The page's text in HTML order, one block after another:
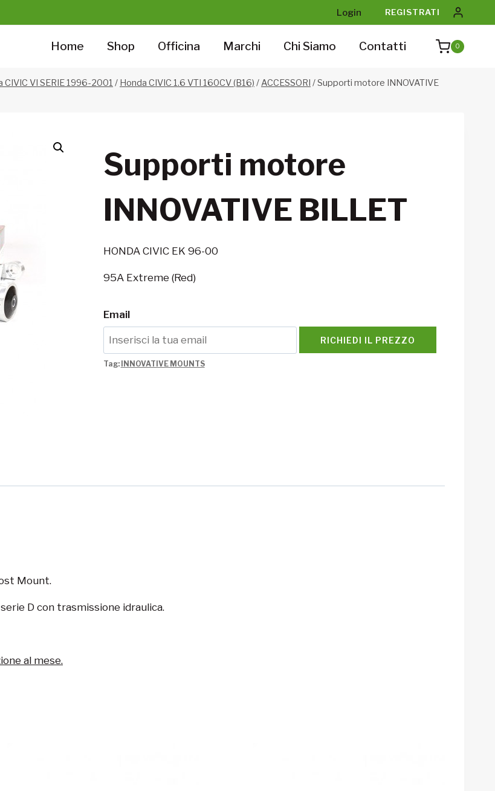
Login REGISTRATI
Home Shop Officina Marchi Chi Siamo Contatti 0
CIVIC VI SERIE 1996-2001 / Honda CIVIC 1.6 VTI 160CV (B16) /ACCESSORI /Supporti motore INNOVATIVE
Supporti motore
INNOVATIVE BILLET
HONDA CIVIC EK 96-00
95A Extreme (Red)
Email
RICHIEDI IL PREZZO
Tag: INNOVATIVE MOUNTS
Mount.
D con trasmissione idraulica.
al mese.